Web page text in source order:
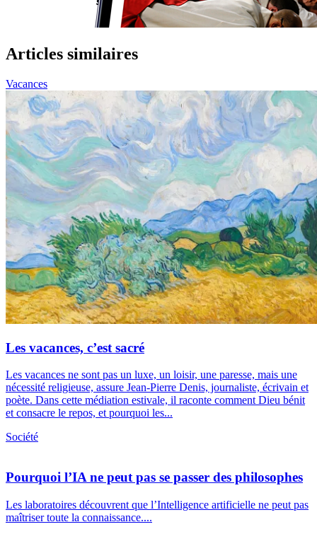
Articles similaires
Vacances
Les vacances, c’est sacré
Les vacances ne sont pas un luxe, un loisir, une paresse, mais une
nécessité religieuse, assure Jean-Pierre Denis, journaliste, écrivain et
poète. Dans cette médiation estivale, il raconte comment Dieu bénit
et consacre le repos, et pourquoi les...
Société
Pourquoi l’IA ne peut pas se passer des philosophes
Les laboratoires découvrent que l’Intelligence artificielle ne peut pas
maîtriser toute la connaissance....